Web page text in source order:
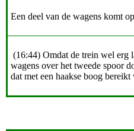
Een deel van de wagens komt
(16:44) Omdat de trein wel erg
wagens over het tweede spoor
dat met een haakse boog